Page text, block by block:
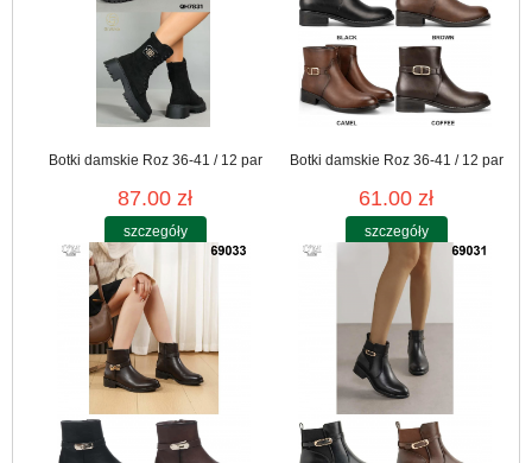
Botki damskie Roz 36-41 / 12 par
87.00 zł
szczegóły
Botki damskie Roz 36-41 / 12 par
61.00 zł
szczegóły